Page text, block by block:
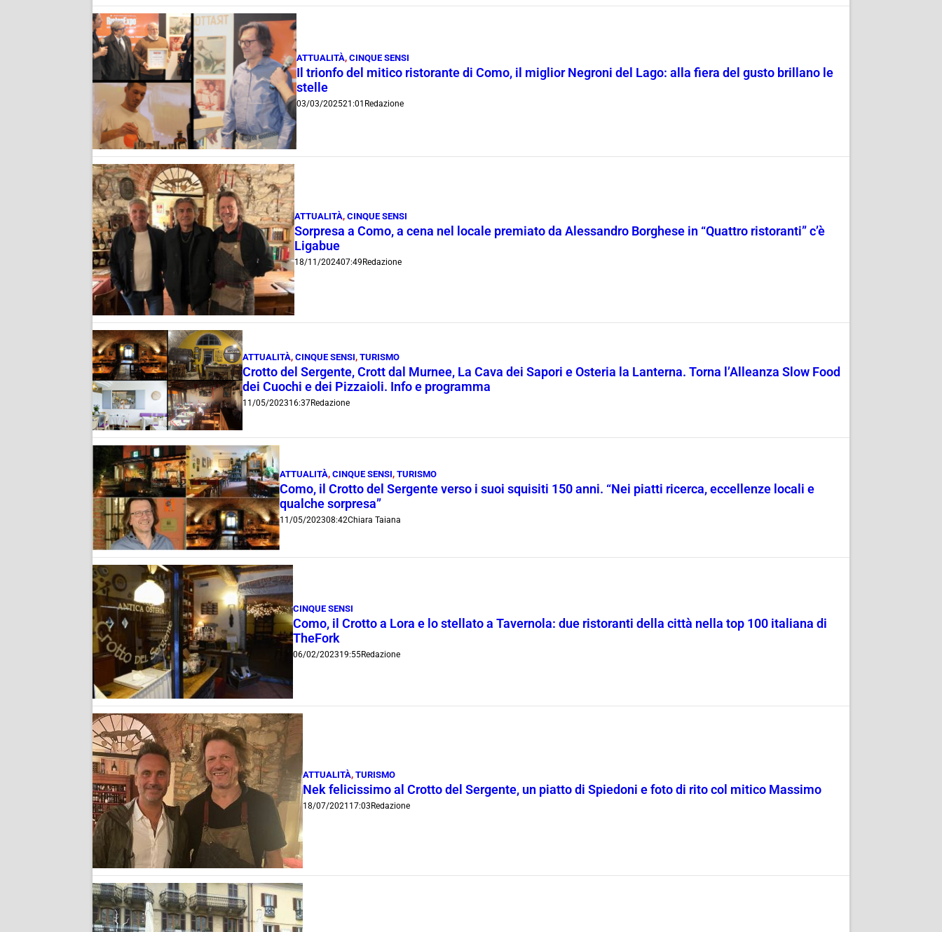
ATTUALITÀ, CINQUE SENSI
Il trionfo del mitico ristorante di Como, il miglior Negroni del Lago: alla fiera del gusto brillano le
stelle
03/03/202521:01 Redazione
ATTUALITÀ, CINQUE SENSI
Sorpresa a Como, a cena nel locale premiato da Alessandro Borghese in “Quattro ristoranti” c’è
Ligabue
18/11/202407:49 Redazione
ATTUALITÀ,CINQUE SENSI,TURISMO
Crotto del Sergente, Crott dal Murnee, La Cava dei Sapori e Osteria la Lanterna. Torna l’Alleanza Slow Food
dei Cuochi e dei Pizzaioli. Info e programma
11/05/202316:37Redazione
ATTUALITÀ,CINQUE SENSI,TURISMO
Como, il Crotto del Sergente verso i suoi squisiti 150 anni. “Nei piatti ricerca, eccellenze locali e
qualche sorpresa”
11/05/202308:42Chiara Taiana
CINQUE SENSI
Como, il Crotto a Lora e lo stellato a Tavernola: due ristoranti della città nella top 100 italiana di
TheFork
06/02/202319:55Redazione
ATTUALITÀ, TURISMO
Nek felicissimo al Crotto del Sergente, un piatto di Spiedoni e foto di rito col mitico Massimo
18/07/2021 17:03 Redazione